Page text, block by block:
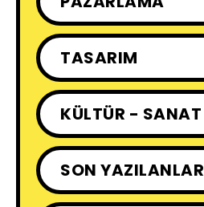
TASARIM
KÜLTÜR - SANAT
SON YAZILANLAR